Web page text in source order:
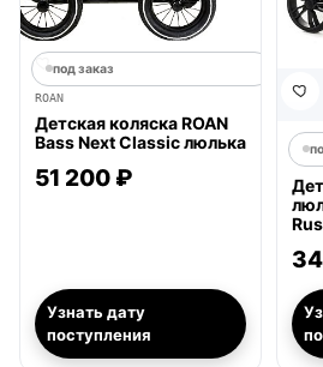
под заказ
ROAN
Детская коляска ROAN
Bass Next Classic люлька
51 200 ₽
Узнать дату
поступления